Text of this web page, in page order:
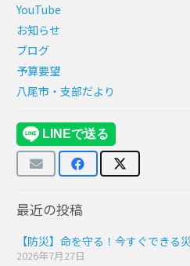
YouTube
お知らせ
ブログ
予算要望
八尾市・支部だより
最近の投稿
【防災】命を守る！今すぐできる
2026年7月27日